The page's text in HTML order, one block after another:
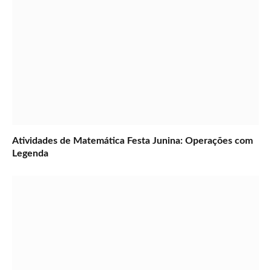
Atividades de Matemática Festa Junina: Operações com
Legenda